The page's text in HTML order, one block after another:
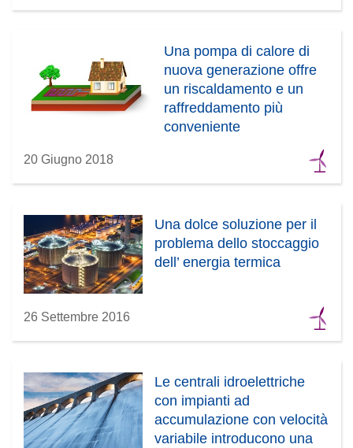
Una pompa di calore di
nuova generazione offre
un riscaldamento e un
raffreddamento più
conveniente
20 Giugno 2018
Una dolce soluzione per il
problema dello stoccaggio
dell’ energia termica
26 Settembre 2016
Le centrali idroelettriche
con impianti ad
accumulazione con velocità
variabile introducono una